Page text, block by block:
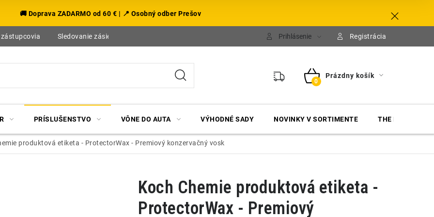
🚚 Doprava ZADARMO od 60 € | 📍 Osobný odber Prešov
Sledovanie zásielky Prihlásenie Registrácia
NÁKUPNÝ
Prázdny košík
PRÍSLUŠENSTVO VÔNE DO AUTA VÝHODNÉ SADY NOVINKY V SORTIMENTE THE FINISHER
produktová etiketa - ProtectorWax - Premiový konzervačný vosk
Koch Chemie produktová etiketa -
ProtectorWax - Premiový